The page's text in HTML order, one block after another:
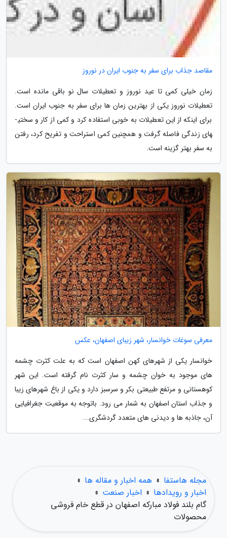
مقاصد جذاب برای سفر به جنوب ایران در نوروز
زمان خیلی کمی تا عید نوروز و تعطیلات سال نو باقی مانده است.
تعطیلات نوروز یکی از بهترین زمان ها برای سفر به جنوب ایران است.
برای اینکه از این تعطیلات به خوبی استفاده کرد و کمی از کار و سختی­
های زندگی فاصله گرفت و همچنین کمی استراحت و تفریح کرد، رفتن
به سفر بهتر گزینه است.
معرفی سوغات خوانسار، شهر زیبای اصفهان، عکس
خوانسار یکی از شهرهای کهن اصفهان است که به علت کثرت چشمه
های موجود به خوان چشمه و سار کثرت نام گرفته است. این شهر
کوهستانی و مرتفع طبیعتی بکر و سرسبز دارد و یکی از باغ شهرهای زیبا
و جذاب استان اصفهان به شمار می رود. باتوجه به موقعیت جغرافیایی
آن، جاذبه ها و دیدنی های متعدد گردشگری...
مجله هاستفا » همه اخبار و مقاله ها »
اخبار و رویدادها » اخبار صنعت »
گام بلند فولاد مبارکه اصفهان در قطع خام فروشی
محصولات